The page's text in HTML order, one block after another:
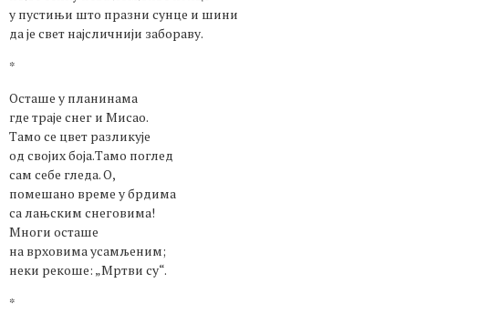
у пустињи што празни сунце и шини
да је свет најсличнији забораву.
*
Осташе у планинама
где траје снег и Мисао.
Тамо се цвет разликује
од својих боја.Тамо поглед
сам себе гледа. О,
помешано време у брдима
са лањским снеговима!
Многи осташе
на врховима усамљеним;
неки рекоше: „Мртви су“.
*